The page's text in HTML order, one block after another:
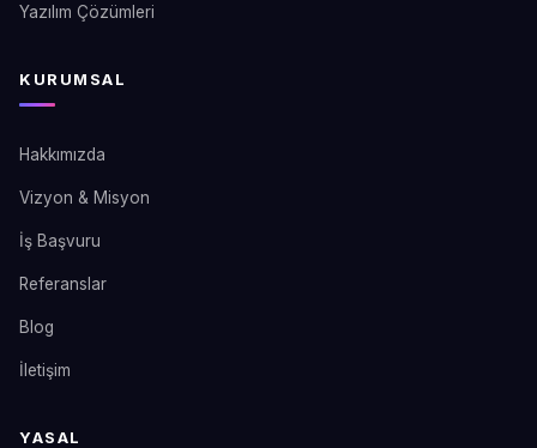
Yazılım Çözümleri
KURUMSAL
Hakkımızda
Vizyon & Misyon
İş Başvuru
Referanslar
Blog
İletişim
YASAL